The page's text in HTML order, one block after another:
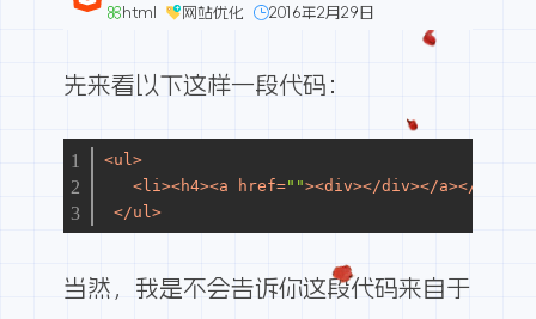
html 网站优化 2016年2月29日
先来看以下这样一段代码：
<ul>
<li><h4><a href=""><div></div></a></
</ul>
当然，我是不会告诉你这段代码来自于